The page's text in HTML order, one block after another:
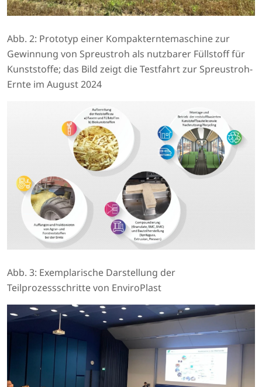
Abb. 2: Prototyp einer Kompakterntemaschine zur
Gewinnung von Spreustroh als nutzbarer Füllstoff für
Kunststoffe; das Bild zeigt die Testfahrt zur Spreustroh-
Ernte im August 2024
Abb. 3: Exemplarische Darstellung der
Teilprozessschritte von EnviroPlast